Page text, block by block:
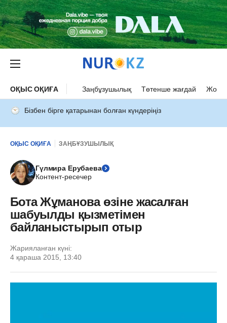
ОҚЫС ОҚИҒА Заңбұзушылық Төтенше жағдай Жол
Бізбен бірге қатарынан болған күндеріңіз
ОҚЫС ОҚИҒА ЗАҢБҰЗУШЫЛЫҚ
Гүлмира Ерубаева
Контент-ресечер
Бота Жұманова өзіне жасалған
шабуылды қызметімен
байланыстырып отыр
Жарияланған күні:
4 қараша 2015, 13:40